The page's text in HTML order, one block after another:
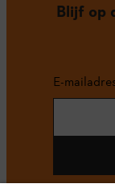
Blijf op
E-